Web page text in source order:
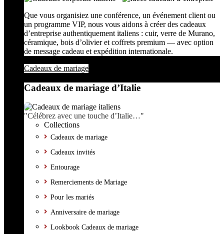
Que vous organisiez une conférence, un événement client ou
un programme VIP, nous vous aidons à créer des cadeaux
d’entreprise authentiquement italiens : cuir, verre de Murano,
céramique, bois d’olivier et coffrets premium — avec option
de message cadeau et expédition internationale.
Cadeaux de mariage
Cadeaux de mariage d’Italie
"Célébrez avec une touche d’Italie…"
Collections
Cadeaux de mariage
Cadeaux invités
Entourage
Remerciements de Mariage
Pour les mariés
Anniversaire de mariage
Lookbook Cadeaux de mariage